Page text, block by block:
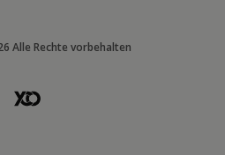
Alle Rechte vorbehalten